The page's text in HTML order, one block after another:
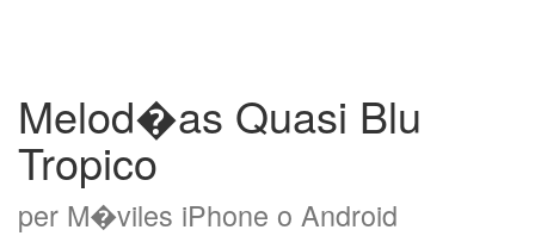
Melod�as Quasi Blu
Tropico
per M�viles iPhone o Android